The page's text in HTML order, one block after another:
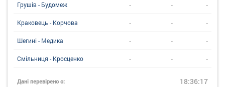
Грушів - Будомеж - - -
Краковець - Корчова - - -
Шегині - Медика - - -
Смільниця - Кросценко - - -
Дані перевірено о: 18:36:17